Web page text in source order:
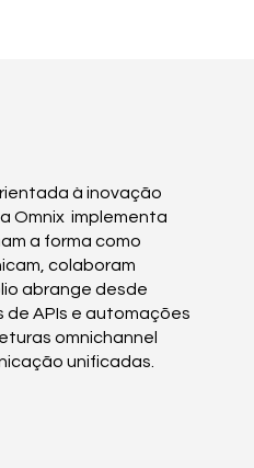
à inovação
Omnix implementa
a forma como
colaboram
abrange desde
APIs e automações
omnichannel
unificadas.